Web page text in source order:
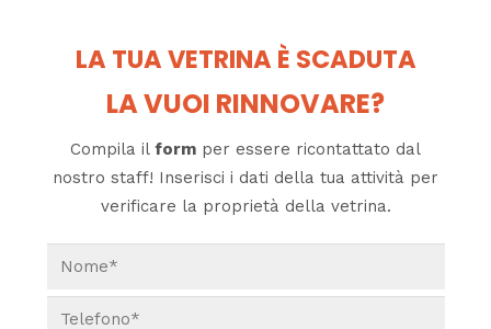
LA TUA VETRINA È SCADUTA
LA VUOI RINNOVARE?
Compila il form per essere ricontattato dal
nostro staff! Inserisci i dati della tua attività per
verificare la proprietà della vetrina.